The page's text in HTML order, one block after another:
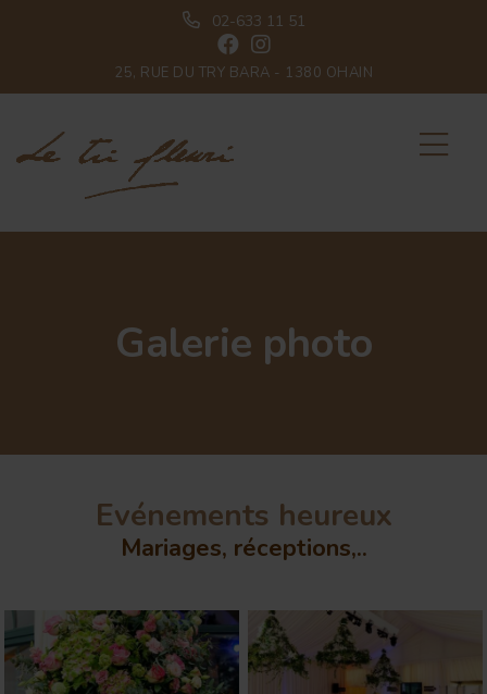
02-633 11 51
25, RUE DU TRY BARA - 1380 OHAIN
Galerie photo
Evénements heureux
Mariages, réceptions,..